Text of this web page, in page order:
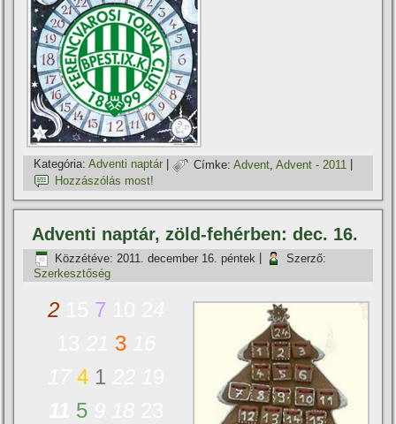
Kategória: Adventi naptár | Címke: Advent ,Advent - 2011
Hozzászólás most!
Adventi naptár, zöld-fehérben: dec. 16.
Közzétéve: 2011. december 16. péntek
Szerző:
Szerkesztőség
2 7
3
4 1
5